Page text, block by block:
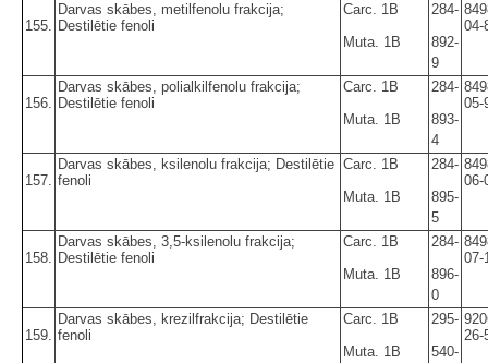
155.
Darvas skābes, metilfenolu frakcija;
Destilētie fenoli
Carc. 1B
Muta. 1B
284-
892-
9
04-
156.
Darvas skābes, polialkilfenolu frakcija;
Destilētie fenoli
Carc. 1B
Muta. 1B
284-
893-
4
05-
157.
Darvas skābes, ksilenolu frakcija; Destilētie
fenoli
Carc. 1B
Muta. 1B
284-
895-
5
06-
158.
Darvas skābes, 3,5-ksilenolu frakcija;
Destilētie fenoli
Carc. 1B
Muta. 1B
284-
896-
0
07-
159.
Darvas skābes, krezilfrakcija; Destilētie
fenoli
Carc. 1B
Muta. 1B
295-
540-
26-